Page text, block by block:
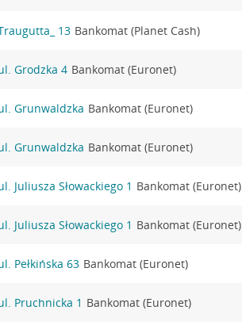
13 Bankomat (Planet Cash)
Grodzka 4 Bankomat (Euronet)
Grunwaldzka Bankomat (Euronet)
Grunwaldzka Bankomat (Euronet)
Juliusza Słowackiego 1 Bankomat (Euronet)
Juliusza Słowackiego 1 Bankomat (Euronet)
Pełkińska 63 Bankomat (Euronet)
Pruchnicka 1 Bankomat (Euronet)